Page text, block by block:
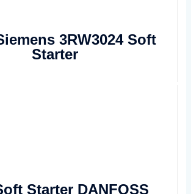
3RW3024 Soft
Starter
Starter DANFOSS